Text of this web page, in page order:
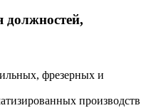
фрезерных и
производств